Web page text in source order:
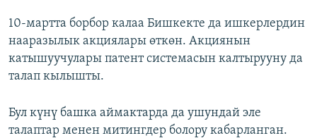
10-мартта борбор калаа Бишкекте да ишкерлердин
нааразылык акциялары өткөн. Акциянын
катышуучулары патент системасын калтырууну да
талап кылышты.
Бул күнү башка аймактарда да ушундай эле
талаптар менен митингдер болору кабарланган.